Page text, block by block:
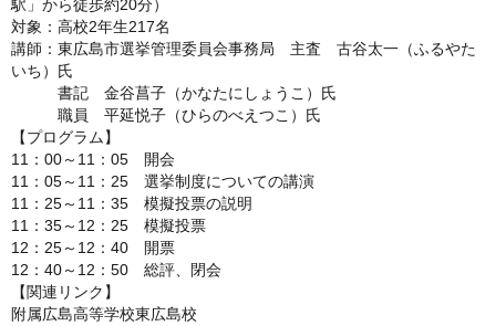
駅」から徒歩約20分）
対象：高校2年生217名
講師：東広島市選挙管理委員会事務局 主査 古谷太一（ふるやた
いち）氏
書記 金谷菖子（かなたにしょうこ）氏
職員 平延悦子（ひらのべえつこ）氏
【プログラム】
11：00～11：05 開会
11：05～11：25 選挙制度についての講演
11：25～11：35 模擬投票の説明
11：35～12：25 模擬投票
12：25～12：40 開票
12：40～12：50 総評、閉会
【関連リンク】
附属広島高等学校東広島校